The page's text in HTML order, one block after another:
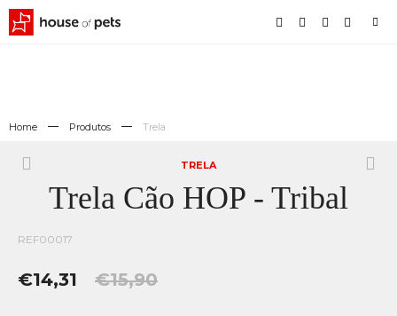
Home Produtos Trela
TRELA
Trela Cão HOP - Tribal
REF00017
€14,31 €15,90